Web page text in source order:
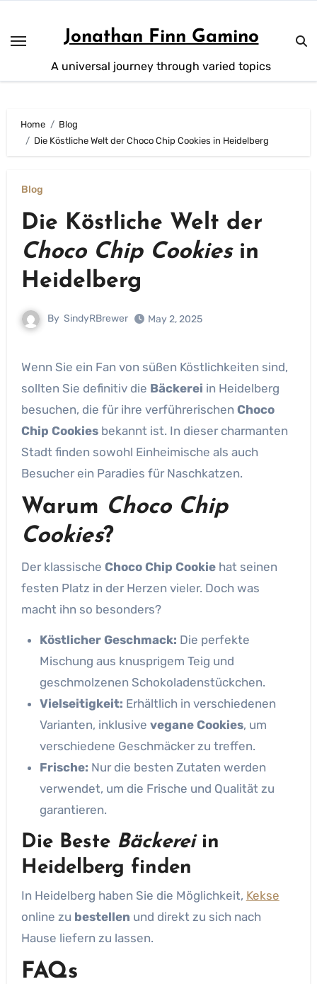
content
Jonathan Finn Gamino
A universal journey through varied topics
Home
Blog
Die Köstliche Welt der Choco Chip Cookies in Heidelberg
Blog
Die Köstliche Welt der
Choco Chip Cookiesin
Heidelberg
By SindyRBrewer May 2, 2025
Wenn Sie ein Fan von süßen Köstlichkeiten sind,
sollten Sie definitiv die Bäckerei in Heidelberg
besuchen, die für ihre verführerischen Choco
Chip Cookiesbekannt ist. In dieser charmanten
Stadt finden sowohl Einheimische als auch
Besucher ein Paradies für Naschkatzen.
Warum Choco Chip
Cookies?
Der klassische Choco Chip Cookiehat seinen
festen Platz in der Herzen vieler. Doch was
macht ihn so besonders?
Köstlicher Geschmack: Die perfekte
Mischung aus knusprigem Teig und
geschmolzenen Schokoladenstückchen.
Vielseitigkeit: Erhältlich in verschiedenen
Varianten, inklusive vegane Cookies, um
verschiedene Geschmäcker zu treffen.
Frische: Nur die besten Zutaten werden
verwendet, um die Frische und Qualität zu
garantieren.
Die Beste Bäckereiin
Heidelberg finden
In Heidelberg haben Sie die Möglichkeit, Kekse
online zu bestellen und direkt zu sich nach
Hause liefern zu lassen.
FAQs